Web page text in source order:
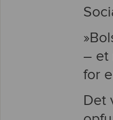
– et
for
Det